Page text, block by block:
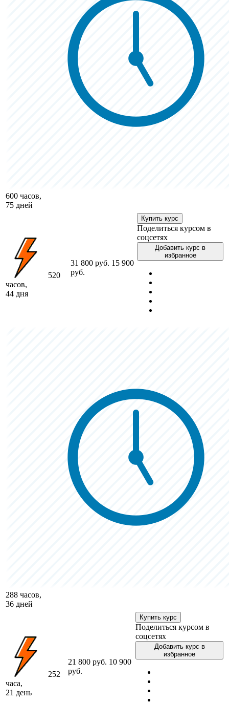
600 часов,
75 дней
520
часов,
44 дня
31 800 руб. 15 900
руб.
Купить курс
Поделиться курсом в
соцсетях
Добавить курс в
избранное
288 часов,
36 дней
252
часа,
21 день
21 800 руб. 10 900
руб.
Купить курс
Поделиться курсом в
соцсетях
Добавить курс в
избранное